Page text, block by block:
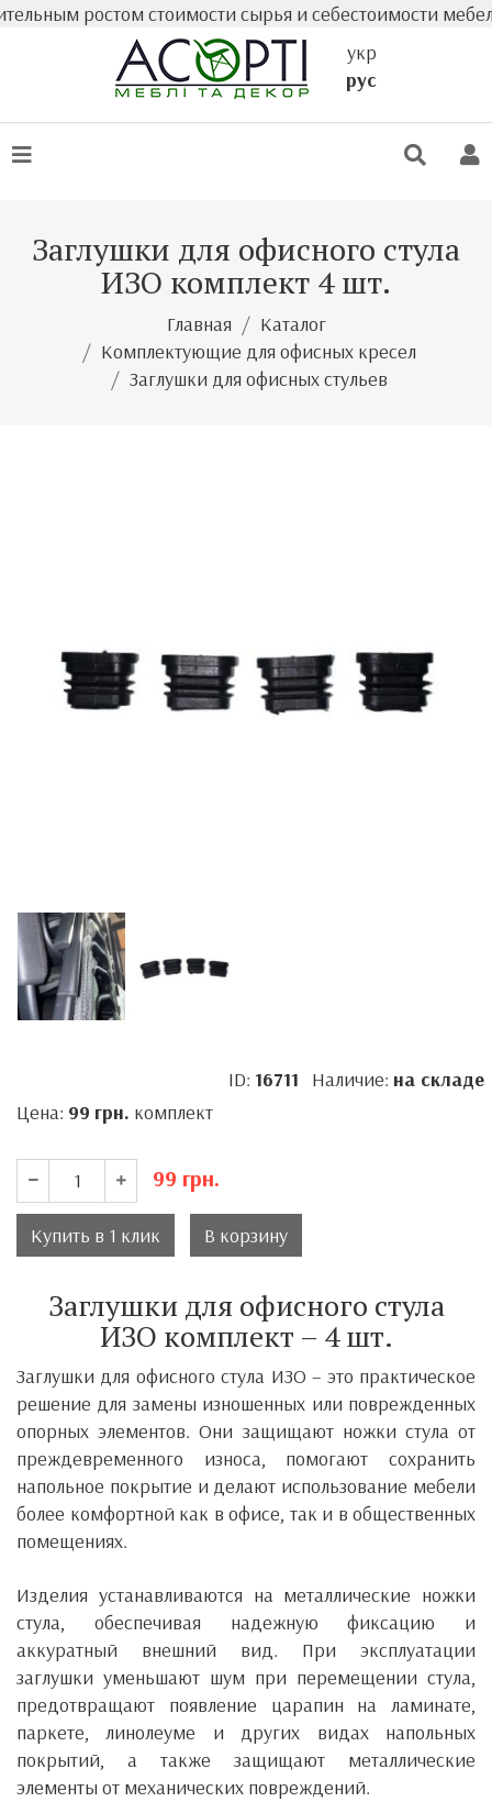
ростом стоимости сырья и себестоимости
укр
рус
Заглушки для офисного стула
ИЗО комплект 4 шт.
Главная
Каталог
Комплектующие для офисных кресел
Заглушки для офисных стульев
ID: 16711 Наличие: на складе
Цена: 99 грн. комплект
99 грн.
Купить в 1 клик В корзину
Заглушки для офисного стула
ИЗО комплект – 4 шт.
Заглушки для офисного стула ИЗО – это практическое
решение для замены изношенных или поврежденных
опорных элементов. Они защищают ножки стула от
преждевременного износа, помогают сохранить
напольное покрытие и делают использование мебели
более комфортной как в офисе, так и в общественных
помещениях.
Изделия устанавливаются на металлические ножки
стула, обеспечивая надежную фиксацию и
аккуратный внешний вид. При эксплуатации
заглушки уменьшают шум при перемещении стула,
предотвращают появление царапин на ламинате,
паркете, линолеуме и других видах напольных
покрытий, а также защищают металлические
элементы от механических повреждений.